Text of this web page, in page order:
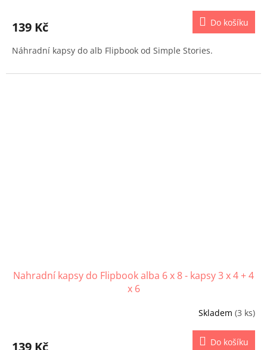
139 Kč Do košíku
Náhradní kapsy do alb Flipbook od Simple Stories.
Nahradní kapsy do Flipbook alba 6 x 8 - kapsy 3 x 4 + 4
x 6
Skladem (3 ks)
139 Kč Do košíku